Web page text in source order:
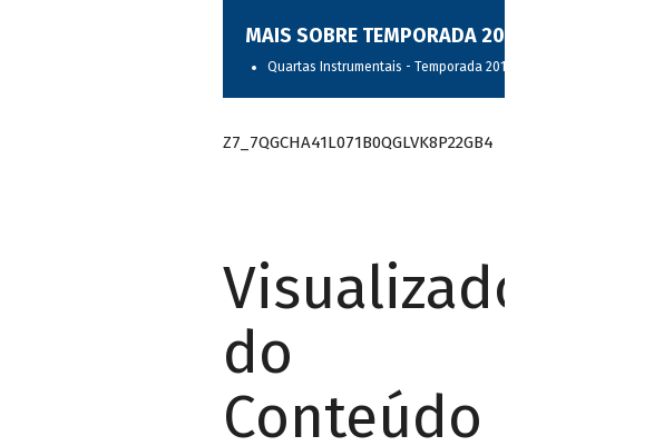
MAIS SOBRE TEMPORADA 2017
Quartas Instrumentais - Temporada 2017
Z7_7QGCHA41L071B0QGLVK8P22GB4
Visualizador
do
Conteúdo